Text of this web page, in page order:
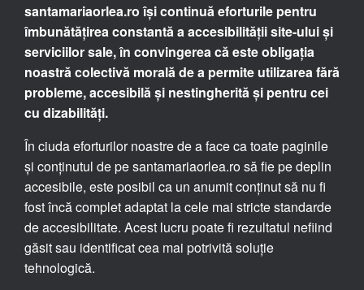
santamariaorlea.ro își continuă eforturile pentru
îmbunătățirea constantă a accesibilității site-ului și
serviciilor sale, în convingerea că este obligația
noastră colectivă morală de a permite utilizarea fără
probleme, accesibilă și nestingherită și pentru cei
cu dizabilități.
În ciuda eforturilor noastre de a face ca toate paginile
și conținutul de pe santamariaorlea.ro să fie pe deplin
accesibile, este posibil ca un anumit conținut să nu fi
fost încă complet adaptat la cele mai stricte standarde
de accesibilitate. Acest lucru poate fi rezultatul nefiind
găsit sau identificat cea mai potrivită soluție
tehnologică.